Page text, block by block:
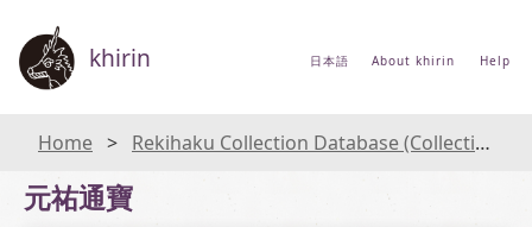
khirin 日本語 About khirin Help
Home Rekihaku Collection Database (Collections Database of the National Museum of Japanese History)
元祐通寶